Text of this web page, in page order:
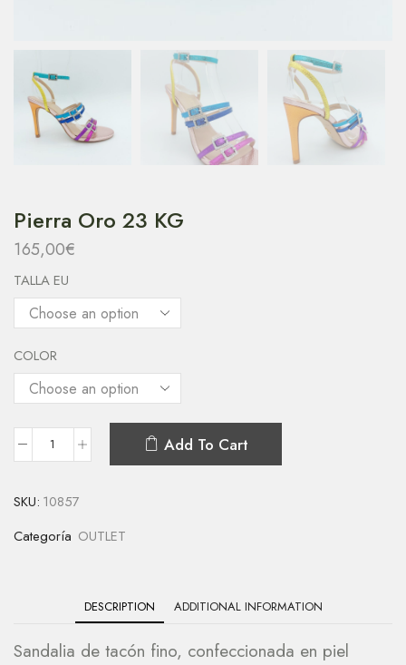
Pierra Oro 23 KG
165,00€
TALLA EU
COLOR
Add To Cart
SKU: 10857
Categoría OUTLET
DESCRIPTION ADDITIONAL INFORMATION
Sandalia de tacón fino, confeccionada en piel